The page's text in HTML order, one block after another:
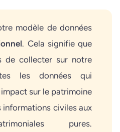
modèle de données
. Cela signifie que
de collecter sur notre
les données qui
sur le patrimoine
informations civiles aux
pures.